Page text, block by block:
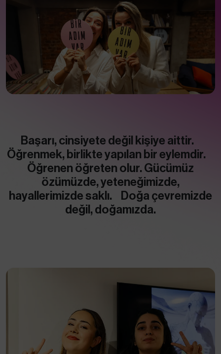
Başarı, cinsiyete değil kişiye aittir.
Öğrenmek, birlikte yapılan bir eylemdir.
Öğrenen öğreten olur. Gücümüz
özümüzde, yeteneğimizde,
hayallerimizde saklı. Doğa çevremizde
değil, doğamızda.